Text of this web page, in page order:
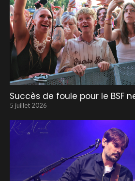
Succès de foule pour le BSF
5 juillet 2026